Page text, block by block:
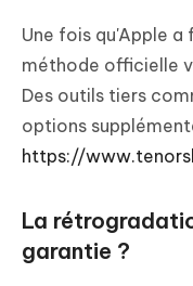
Une fois qu'Apple
méthode officielle
Des outils tiers
options
https://
La
garantie ?